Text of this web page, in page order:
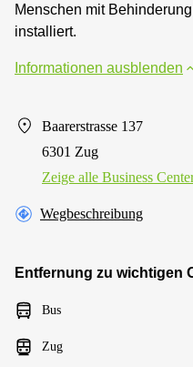
Menschen mit
installiert.
Informationen ausblenden
Baarerstrasse 137
6301 Zug
Zeige alle Business
Wegbeschreibung
Entfernung zu wichtigen
Bus
Zug